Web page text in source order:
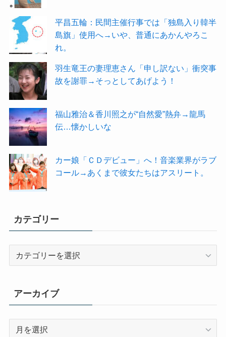
平昌五輪：民間主催行事では「独島入り韓半
島旗」使用へ→いや、普通にあかんやろこ
れ。
羽生竜王の妻理恵さん「申し訳ない」衝突事
故を謝罪→そっとしてあげよう！
福山雅治＆香川照之が“自然愛”熱弁→龍馬
伝…懐かしいな
カー娘「ＣＤデビュー」へ！音楽業界がラブ
コール→あくまで彼女たちはアスリート。
カテゴリー
リ
ー
アーカイブ